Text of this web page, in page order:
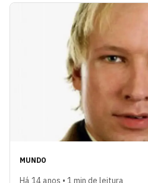
MUNDO
Há 14 anos • 1 min de leitura